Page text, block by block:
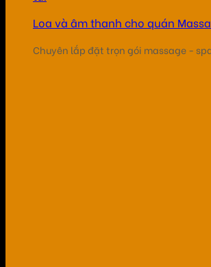
Loa và âm thanh cho quán
Chuyên lắp đặt trọn gói massage -